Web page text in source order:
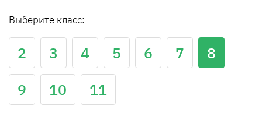
Выберите класс:
2 3 4 5 6 7
8
9
10 11